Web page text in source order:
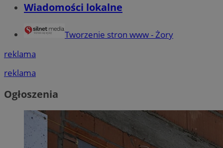
Wiadomości lokalne
Tworzenie stron www - Żory
reklama
reklama
Ogłoszenia